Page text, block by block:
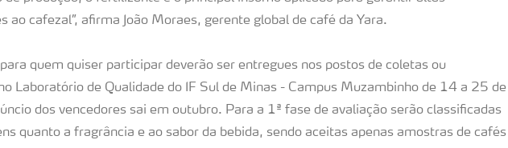
ao cafezal”, afirma João Moraes, gerente global de café da Yara.
quem quiser participar deverão ser entregues nos postos de coletas ou
Laboratório de Qualidade do IF Sul de Minas - Campus Muzambinho de 14 a 25 de
dos vencedores sai em outubro. Para a 1ª fase de avaliação serão classificadas
quanto a fragrância e ao sabor da bebida, sendo aceitas apenas amostras de cafés